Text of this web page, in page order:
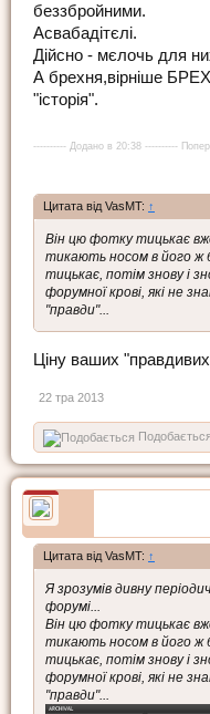
беззбройними.
Асвабадітєлі.
Дійсно - мєлочь для
А брехня,вірніше
"історія".
---------- Додано в 20:38 ----------
Цитата від VasMT: ↑
Він цю фотку тицькає
тикають носом в його ж
тицькає, потім знову і
форумної крові, які не
"правди"...
Ціну ваших
22 тра 2013
Цитата від VasMT: ↑
Я зрозумів дивну
форумі...
Він цю фотку тицькає
тикають носом в його ж
тицькає, потім знову і
форумної крові, які не
"правди"...